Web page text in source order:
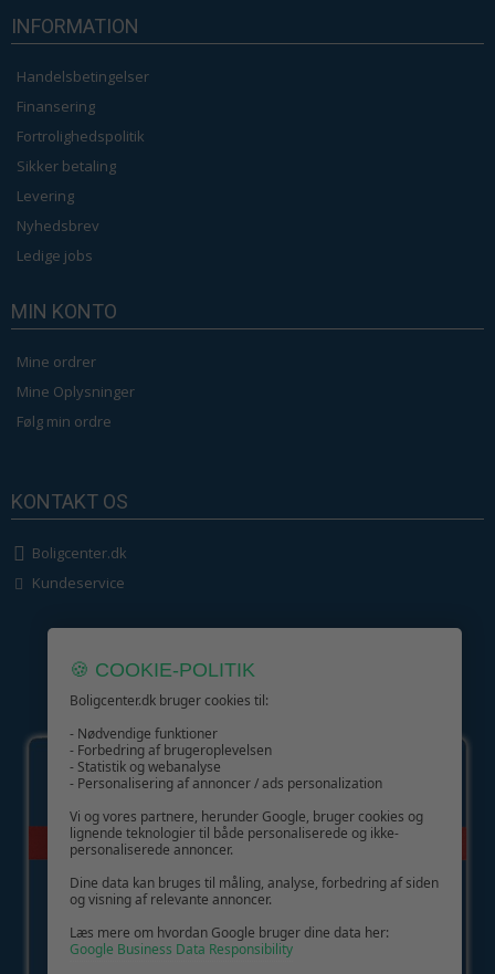
INFORMATION
Handelsbetingelser
Finansering
Fortrolighedspolitik
Sikker betaling
Levering
Nyhedsbrev
Ledige jobs
MIN KONTO
Mine ordrer
Mine Oplysninger
Følg min ordre
KONTAKT OS
Boligcenter.dk
Kundeservice
GIV GLÆDE MED ET GAVEKORT!
🍪 COOKIE-POLITIK
Boligcenter.dk bruger cookies til:
- Nødvendige funktioner
- Forbedring af brugeroplevelsen
- Statistik og webanalyse
- Personalisering af annoncer / ads personalization
Vi og vores partnere, herunder Google, bruger cookies og
lignende teknologier til både personaliserede og ikke-
personaliserede annoncer.
Dine data kan bruges til måling, analyse, forbedring af siden
og visning af relevante annoncer.
Læs mere om hvordan Google bruger dine data her:
Google Business Data Responsibility